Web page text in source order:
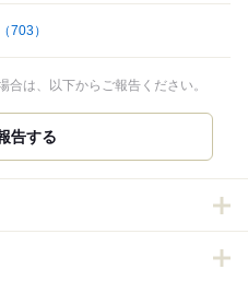
（703）
は、以下からご報告ください。
告する